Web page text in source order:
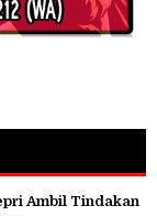
Ambil Tindakan